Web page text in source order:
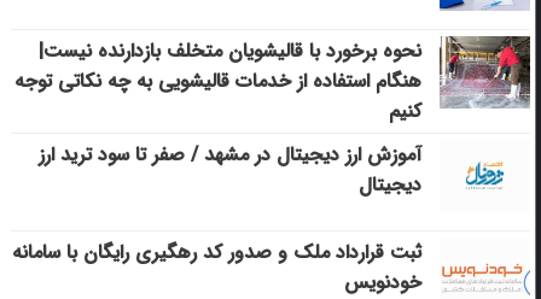
نحوه برخورد با قالیشویان متخلف بازدارنده نیست|
هنگام استفاده از خدمات قالیشویی به چه نکاتی توجه
کنیم
آموزش ارز دیجیتال در مشهد / صفر تا سود ترید ارز
دیجیتال
ثبت قرارداد ملک و صدور کد رهگیری رایگان با سامانه
خودنویس